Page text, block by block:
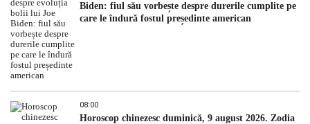
Biden: fiul său vorbește despre durerile cumplite pe
care le îndură fostul președinte american
08:00
Horoscop chinezesc duminică, 9 august 2026. Zodia